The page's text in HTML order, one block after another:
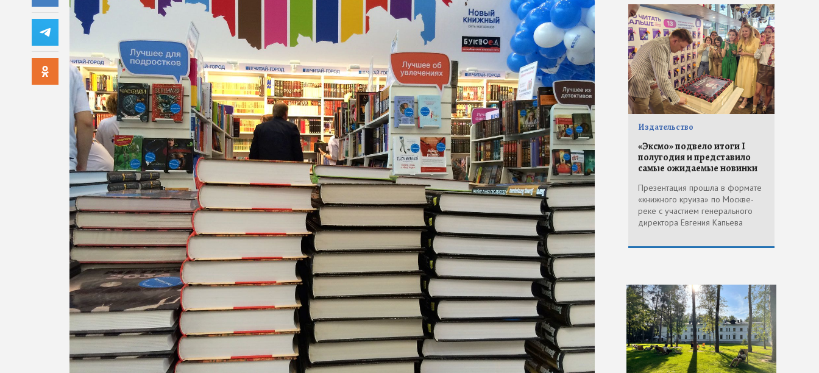
Издательство
«Эксмо» подвело итоги I
полугодия и представило
самые ожидаемые новинки
Презентация прошла в формате
«книжного круиза» по Москве-
реке с участием генерального
директора Евгения Капьева